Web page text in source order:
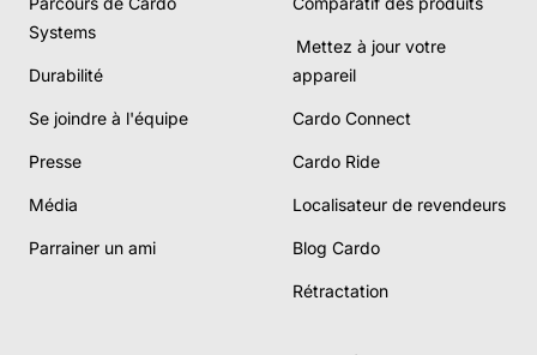
Systems
Durabilité
Se joindre à l'équipe
Presse
Média
Parrainer un ami
Mettez à jour votre
appareil
Cardo Connect
Cardo Ride
Localisateur de revendeurs
Blog Cardo
Rétractation